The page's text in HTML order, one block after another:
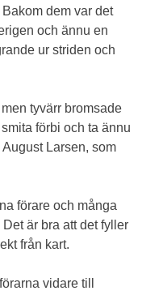
dem var det
och ännu en
ur striden och
tyvärr bromsade
förbi och ta ännu
Larsen, som
förare och många
är bra att det fyller
från kart.
vidare till